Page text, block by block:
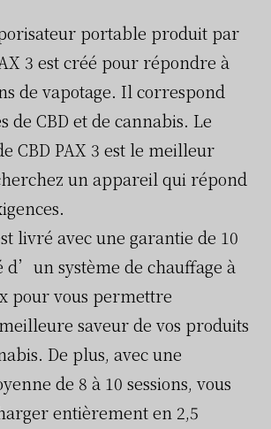
portable produit par
3 est créé pour répondre à
de vapotage. Il correspond
de CBD et de cannabis. Le
CBD PAX 3 est le meilleur
un appareil qui répond
livré avec une garantie de 10
d’un système de chauffage à
pour vous permettre
saveur de vos produits
De plus, avec une
de 8 à 10 sessions, vous
entièrement en 2,5